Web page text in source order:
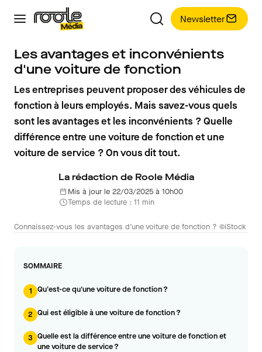
Newsletter
Les avantages et inconvénients
d'une voiture de fonction
Les entreprises peuvent proposer des véhicules de
fonction à leurs employés. Mais savez-vous quels
sont les avantages et les inconvénients ? Quelle
différence entre une voiture de fonction et une
voiture de service ? On vous dit tout.
La rédaction de Roole Média
Mis à jour le 22/03/2025 à 10h00
Temps de lecture : 11 min
Connaissez-vous les avantages d'une voiture de fonction ? ©iStock
SOMMAIRE
1 Qu'est-ce qu'une voiture de fonction ?
2 Qui est éligible à une voiture de fonction ?
3 Quelle est la différence entre une voiture de fonction et
une voiture de service ?